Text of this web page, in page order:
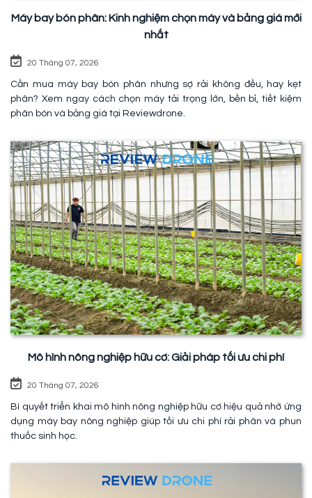
Máy bay bón phân: Kinh nghiệm chọn máy và bảng giá mới
nhất
20 Tháng 07, 2026
Cần mua máy bay bón phân nhưng sợ rải không đều, hay kẹt
phân? Xem ngay cách chọn máy tải trọng lớn, bền bỉ, tiết kiệm
phân bón và bảng giá tại Reviewdrone.
Mô hình nông nghiệp hữu cơ: Giải pháp tối ưu chi phí
20 Tháng 07, 2026
Bí quyết triển khai mô hình nông nghiệp hữu cơ hiệu quả nhờ ứng
dụng máy bay nông nghiệp giúp tối ưu chi phí rải phân và phun
thuốc sinh học.